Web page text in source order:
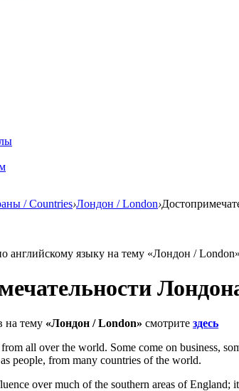
/ Countries›Лондон / London›
английскому языку на тему «Лондон / London»
на тему «Лондон / London» смотрите здесь
all over the world. Some come on business,
people, from many countries of the world.
over much of the southern areas of